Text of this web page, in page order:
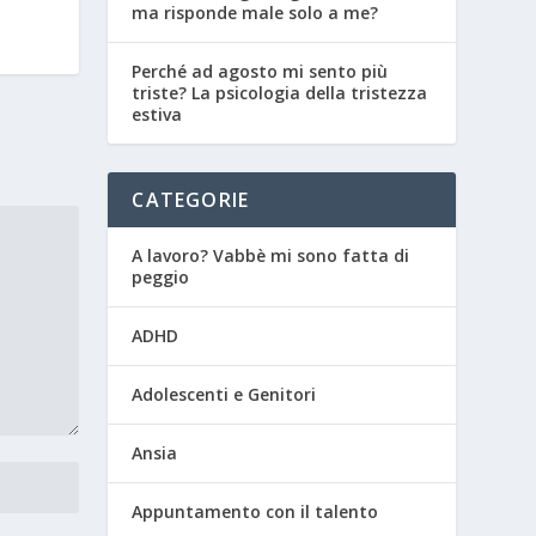
ma risponde male solo a me?
Perché ad agosto mi sento più
triste? La psicologia della tristezza
estiva
CATEGORIE
A lavoro? Vabbè mi sono fatta di
peggio
ADHD
Adolescenti e Genitori
Ansia
Appuntamento con il talento